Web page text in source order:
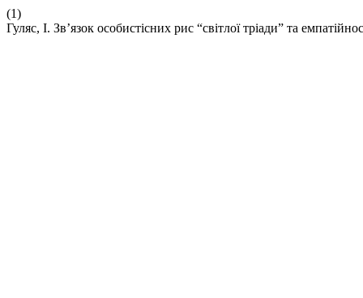
(1)
Гуляс, І. Зв’язок особистісних рис “світлої тріади” та